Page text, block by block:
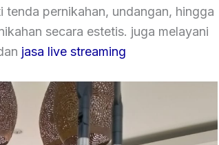
pernikahan, undangan, hingga
secara estetis. juga melayani
jasa live streaming